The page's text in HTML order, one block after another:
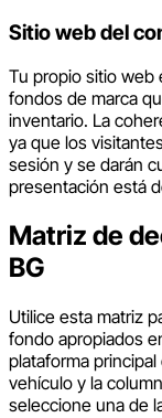
Sitio web del
Tu propio sitio web
fondos de marca
inventario. La
ya que los
sesión y se darán
presentación está
Matriz de
BG
Utilice esta matriz
fondo apropiados
plataforma
vehículo y la
seleccione una de